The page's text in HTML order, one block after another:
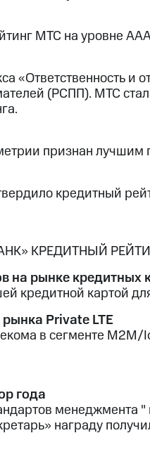
МТС на уровне
«Ответственность и
(РСПП). МТС
признан лучшим
кредитный
КРЕДИТНЫЙ
на рынке кредитных
кредитной картой
Private LTE
в сегменте М2М/
года
награду